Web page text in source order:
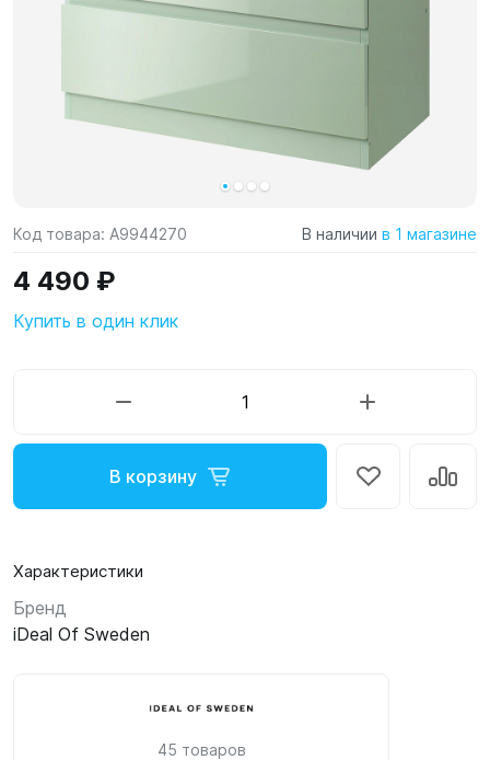
Код товара: A9944270 В наличии в 1 магазине
4 490 ₽
Купить в один клик
В корзину
Характеристики
Бренд
iDeal Of Sweden
45 товаров